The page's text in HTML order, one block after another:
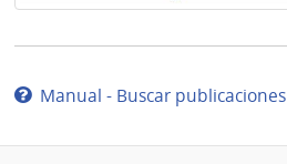
Manual - Buscar publicaciones